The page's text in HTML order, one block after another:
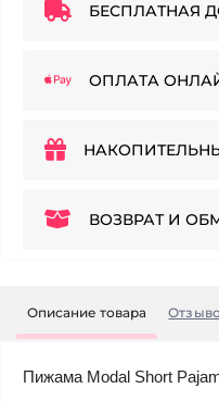
БЕСПЛАТНАЯ
ОПЛАТА
ВОЗВРАТ И
Описание товара
Пижама Modal Short